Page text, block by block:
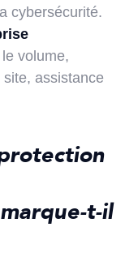
cybersécurité.
volume,
assistance
t-il